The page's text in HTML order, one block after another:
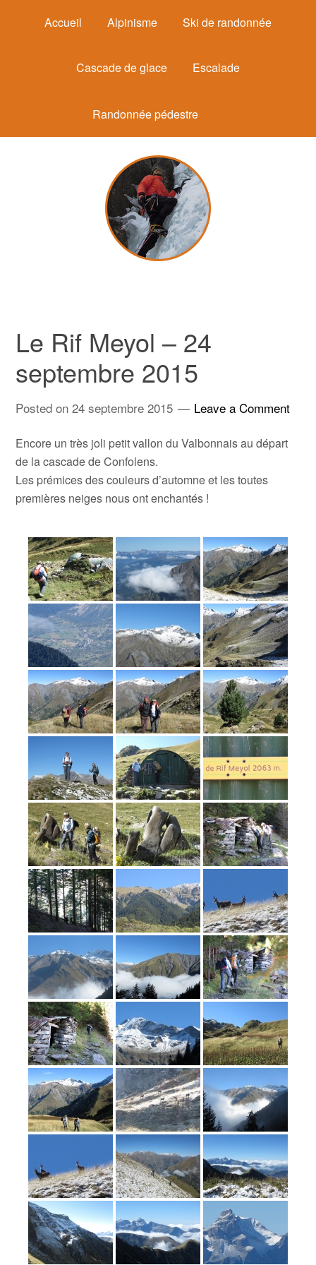
Accueil Alpinisme Ski de randonnée
Cascade de glace Escalade
Randonnée pédestre
Le Rif Meyol – 24
septembre 2015
Posted on24 septembre 2015 Leave a Comment
Encore un très joli petit vallon du Valbonnais au départ
de la cascade de Confolens.
Les prémices des couleurs d’automne et les toutes
premières neiges nous ont enchantés !